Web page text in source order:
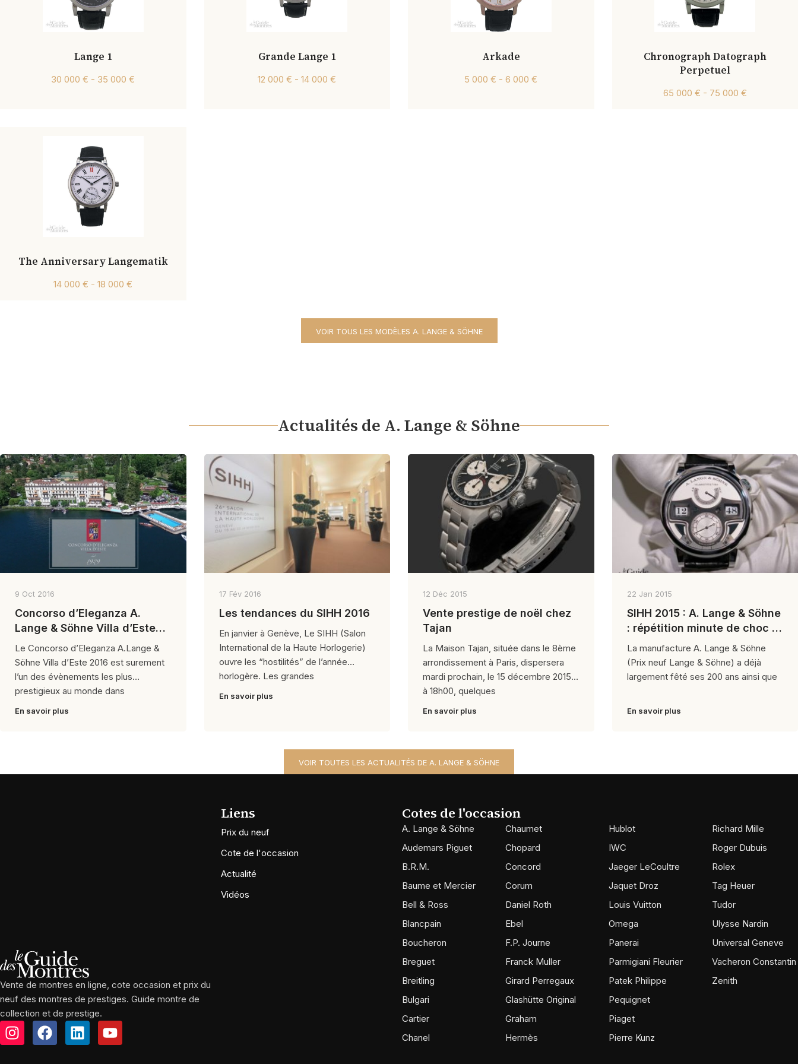
Lange 1
30 000 € - 35 000 €
Grande Lange 1
12 000 € - 14 000 €
Arkade
5 000 € - 6 000 €
Chronograph Datograph
Perpetuel
65 000 € - 75 000 €
The Anniversary Langematik
14 000 € - 18 000 €
VOIR TOUS LES MODÈLES A. LANGE & SÖHNE
Actualités de A. Lange & Söhne
9 Oct 2016
Concorso d’Eleganza A.
Lange & Söhne Villa d’Este
2016
Le Concorso d’Eleganza A.Lange &
Söhne Villa d’Este 2016 est surement
l’un des évènements les plus
prestigieux au monde dans
En savoir plus
17 Fév 2016
Les tendances du SIHH 2016
En janvier à Genève, Le SIHH (Salon
International de la Haute Horlogerie)
ouvre les “hostilités” de l’année
horlogère. Les grandes
En savoir plus
12 Déc 2015
Vente prestige de noël chez
Tajan
La Maison Tajan, située dans le 8ème
arrondissement à Paris, dispersera
mardi prochain, le 15 décembre 2015,
à 18h00, quelques
En savoir plus
22 Jan 2015
SIHH 2015 : A. Lange & Söhne
: répétition minute de choc et
douces évolutions
La manufacture A. Lange & Söhne
(Prix neuf Lange & Söhne) a déjà
largement fêté ses 200 ans ainsi que
En savoir plus
VOIR TOUTES LES ACTUALITÉS DE A. LANGE & SÖHNE
Vente de montres en ligne, cote occasion et prix du
neuf des montres de prestiges. Guide montre de
collection et de prestige.
Liens
Prix du neuf
Cote de l'occasion
Actualité
Vidéos
Cotes de l'occasion
A. Lange & Söhne
Audemars Piguet
B.R.M.
Baume et Mercier
Bell & Ross
Blancpain
Boucheron
Breguet
Breitling
Bulgari
Cartier
Chanel
Chaumet
Chopard
Concord
Corum
Daniel Roth
Ebel
F.P. Journe
Franck Muller
Girard Perregaux
Glashütte Original
Graham
Hermès
Hublot
IWC
Jaeger LeCoultre
Jaquet Droz
Louis Vuitton
Omega
Panerai
Parmigiani Fleurier
Patek Philippe
Pequignet
Piaget
Pierre Kunz
Richard Mille
Roger Dubuis
Rolex
Tag Heuer
Tudor
Ulysse Nardin
Universal Geneve
Vacheron Constantin
Zenith